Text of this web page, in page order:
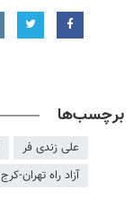
برچسب‌ها
علی زندی فر
آزاد راه تهران-کرج